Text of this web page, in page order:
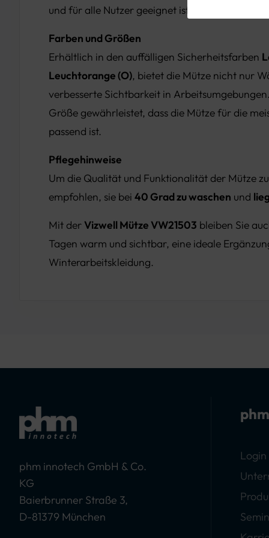
und für alle Nutzer geeignet ist.
Farben und Größen
Erhältlich in den auffälligen Sicherheitsfarben
Leuchtorange (O), bietet die Mütze nicht nur
verbesserte Sichtbarkeit in
Größe gewährleistet, dass die Mütze für die
passend ist.
Pflegehinweise
Um die Qualität und Funktionalität der Mütze
empfohlen, sie bei 40 Grad zu waschen und
Mit der Vizwell Mütze VW21503 bleiben Sie
Tagen warm und sichtbar, eine ideale
Winterarbeitskleidung.
phm innotech GmbH & Co.
KG
Baierbrunner Straße 3,
D-81379 München
Login